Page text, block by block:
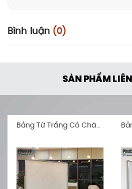
Bình luận (0)
SẢN PHẨM
Bảng Từ Trắng Có Chân (Barun Korea Premium)